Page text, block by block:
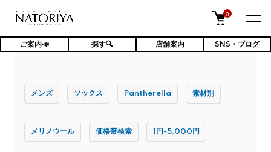
0
ご案内📣 探す🔍 店舗案内 SNS・ブログ
TOP ファッション小物・雑貨 メンズ靴下
メンズ ソックス Pantherella 素材別
メリノウール 価格帯検索 1円-5,000円